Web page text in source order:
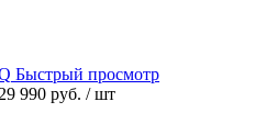
Быстрый просмотр
29 990 руб. / шт